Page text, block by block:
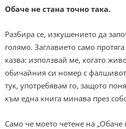
Обаче не стана точно така.
Разбира се, изкушението да
голямо. Заглавието само
казва: използвай ме, когато
обичайния си номер с
тук, употребявам го, защото
към една книга минава през
Само че моето четене на „Обаче